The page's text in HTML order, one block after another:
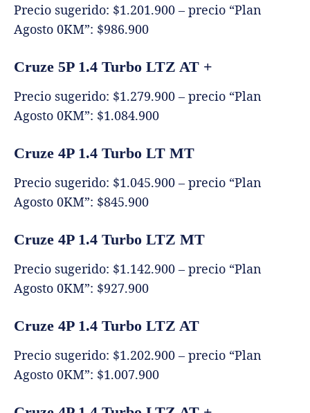
Precio sugerido: $1.201.900 – precio “Plan
Agosto 0KM”: $986.900
Cruze 5P 1.4 Turbo LTZ AT +
Precio sugerido: $1.279.900 – precio “Plan
Agosto 0KM”: $1.084.900
Cruze 4P 1.4 Turbo LT MT
Precio sugerido: $1.045.900 – precio “Plan
Agosto 0KM”: $845.900
Cruze 4P 1.4 Turbo LTZ MT
Precio sugerido: $1.142.900 – precio “Plan
Agosto 0KM”: $927.900
Cruze 4P 1.4 Turbo LTZ AT
Precio sugerido: $1.202.900 – precio “Plan
Agosto 0KM”: $1.007.900